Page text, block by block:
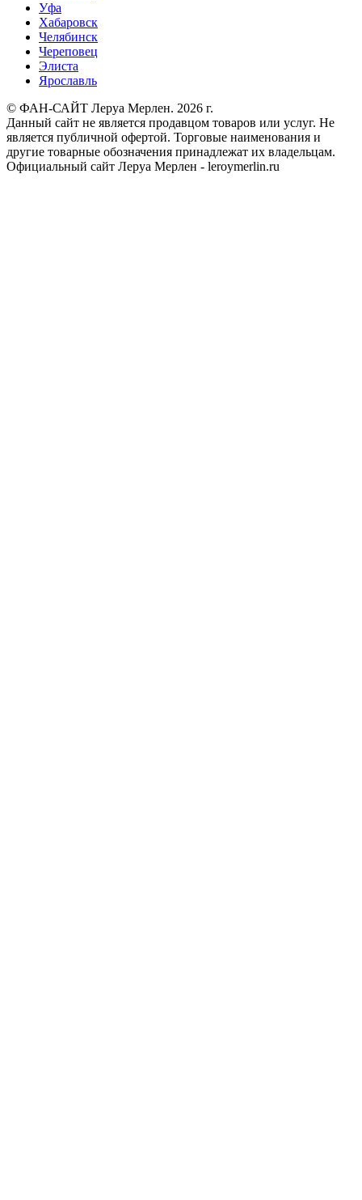
Уфа
Хабаровск
Челябинск
Череповец
Элиста
Ярославль
© ФАН-САЙТ Леруа Мерлен. 2026 г.
Данный сайт не является продавцом товаров или услуг. Не
является публичной офертой. Торговые наименования и
другие товарные обозначения принадлежат их владельцам.
Официальный сайт Леруа Мерлен - leroymerlin.ru